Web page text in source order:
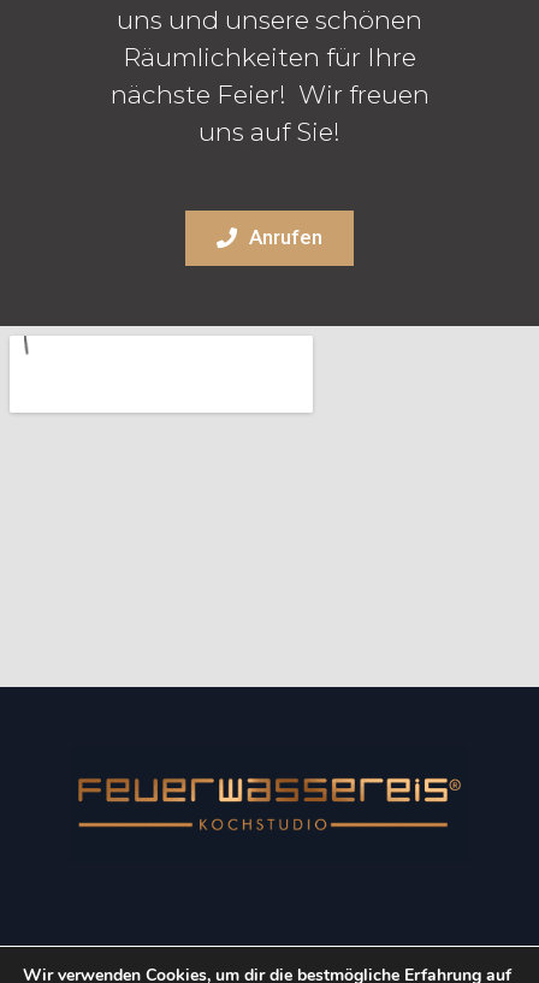
uns und unsere schönen
Räumlichkeiten für Ihre
nächste Feier! Wir freuen
uns auf Sie!
Anrufen
Copyright © 2022 Kulinarik-Event GmbH. Alle Rechte
Wir verwenden Cookies, um dir die bestmögliche Erfahrung auf